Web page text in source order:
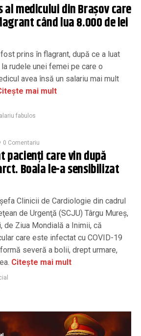
medicului din Brașov care
când lua 8.000 de lei
prins în flagrant, după ce a luat
rudele unei femei pe care o
avea însă un salariu mai mult
mai mult
fabulos
0 Comentariu
pacienţi care vin după
Boala le-a sensibilizat
Clinicii de Cardiologie din cadrul
de Urgenţă (SCJU) Târgu Mureş,
de Ziua Mondială a Inimii, că
care este infectat cu COVID-19
severă a bolii, drept urmare,
Citește mai mult